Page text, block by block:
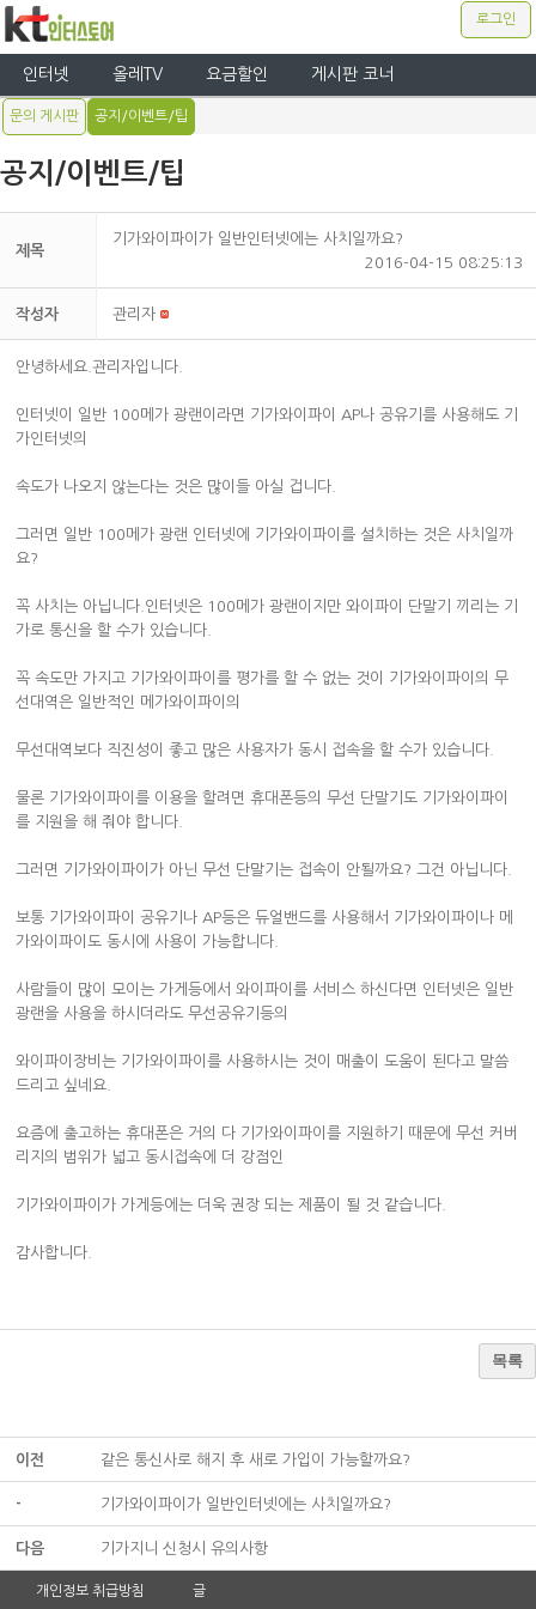
로그인
인터넷 올레TV 요금할인 게시판 코너
문의 게시판 공지/이벤트/팁
공지/이벤트/팁
제목
기가와이파이가 일반인터넷에는 사치일까요?
2016-04-15 08:25:13
작성자 관리자
안녕하세요.관리자입니다.
인터넷이 일반 100메가 광랜이라면 기가와이파이 AP나 공유기를 사용해도 기
가인터넷의
속도가 나오지 않는다는 것은 많이들 아실 겁니다.
그러면 일반 100메가 광랜 인터넷에 기가와이파이를 설치하는 것은 사치일까
요?
꼭 사치는 아닙니다.인터넷은 100메가 광랜이지만 와이파이 단말기 끼리는 기
가로 통신을 할 수가 있습니다.
꼭 속도만 가지고 기가와이파이를 평가를 할 수 없는 것이 기가와이파이의 무
선대역은 일반적인 메가와이파이의
무선대역보다 직진성이 좋고 많은 사용자가 동시 접속을 할 수가 있습니다.
물론 기가와이파이를 이용을 할려면 휴대폰등의 무선 단말기도 기가와이파이
를 지원을 해 줘야 합니다.
그러면 기가와이파이가 아닌 무선 단말기는 접속이 안될까요? 그건 아닙니다.
보통 기가와이파이 공유기나 AP등은 듀얼밴드를 사용해서 기가와이파이나 메
가와이파이도 동시에 사용이 가능합니다.
사람들이 많이 모이는 가게등에서 와이파이를 서비스 하신다면 인터넷은 일반
광랜을 사용을 하시더라도 무선공유기등의
와이파이장비는 기가와이파이를 사용하시는 것이 매출이 도움이 된다고 말씀
드리고 싶네요.
요즘에 출고하는 휴대폰은 거의 다 기가와이파이를 지원하기 때문에 무선 커버
리지의 범위가 넓고 동시접속에 더 강점인
기가와이파이가 가게등에는 더욱 권장 되는 제품이 될 것 같습니다.
감사합니다.
목록
이전 같은 통신사로 해지 후 새로 가입이 가능할까요?
- 기가와이파이가 일반인터넷에는 사치일까요?
다음 기가지니 신청시 유의사항
개인정보 취급방침 글